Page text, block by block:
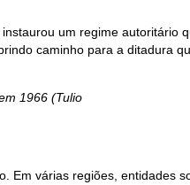
um regime
caminho para a ditadura
1966 (Tulio
Em várias regiões,